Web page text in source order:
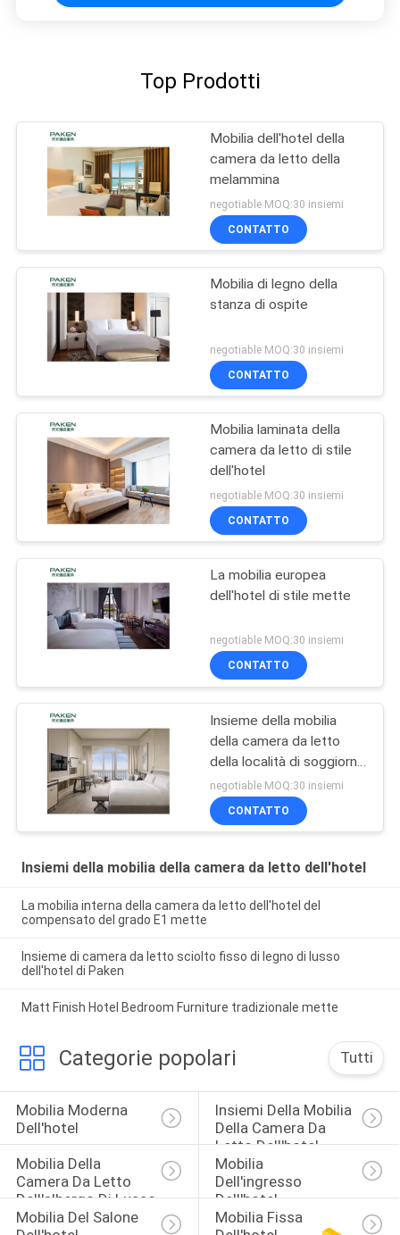
Top Prodotti
Mobilia dell'hotel della
camera da letto della
melammina
negotiable MOQ:30 insiemi
CONTATTO
Mobilia di legno della
stanza di ospite
negotiable MOQ:30 insiemi
CONTATTO
Mobilia laminata della
camera da letto di stile
dell'hotel
negotiable MOQ:30 insiemi
CONTATTO
La mobilia europea
dell'hotel di stile mette
negotiable MOQ:30 insiemi
CONTATTO
Insieme della mobilia
della camera da letto
della località di soggiorno
della copertura del
compensato
negotiable MOQ:30 insiemi
CONTATTO
Insiemi della mobilia della camera da letto dell'hotel
La mobilia interna della camera da letto dell'hotel del
compensato del grado E1 mette
Insieme di camera da letto sciolto fisso di legno di lusso
dell'hotel di Paken
Matt Finish Hotel Bedroom Furniture tradizionale mette
Categorie popolari Tutti
Mobilia Moderna
Dell'hotel
Insiemi Della Mobilia
Della Camera Da
Letto Dell'hotel
Mobilia Della
Camera Da Letto
Dell'albergo Di Lusso
Mobilia
Dell'ingresso
Dell'hotel
Mobilia Del Salone
Mobilia Fissa